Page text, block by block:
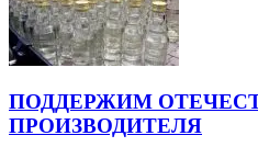
ПОДДЕРЖИМ
ПРОИЗВОДИТЕЛЯ